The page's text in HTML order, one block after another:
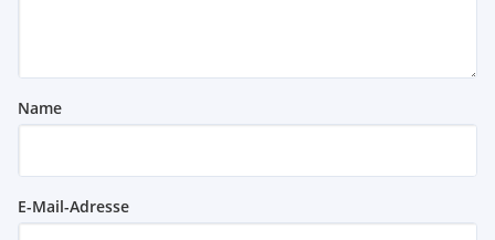
Name
E-Mail-Adresse